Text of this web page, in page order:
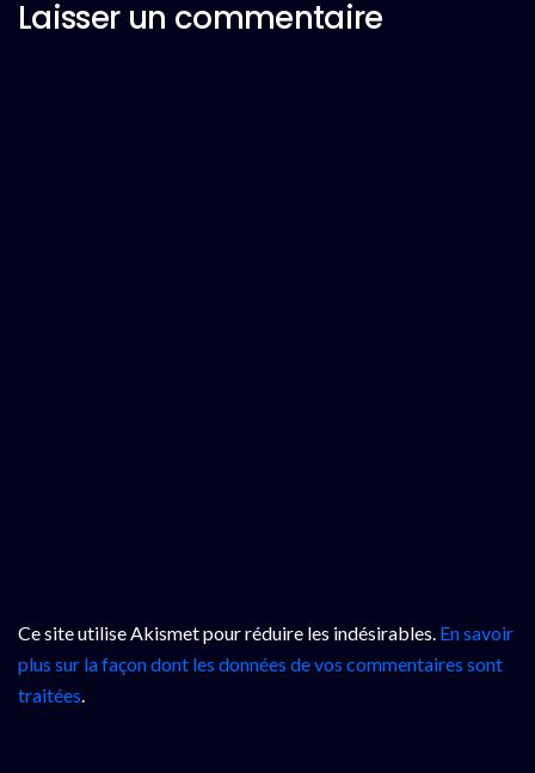
Laisser un commentaire
Ce site utilise Akismet pour réduire les indésirables. En savoir
plus sur la façon dont les données de vos commentaires sont
traitées.